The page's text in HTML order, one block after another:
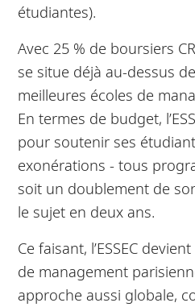
étudiantes).
Avec 25 % de boursiers
se situe déjà au-dessus
meilleures écoles de
En termes de budget,
pour soutenir ses
exonérations - tous
soit un doublement de
le sujet en deux ans.
Ce faisant, l’ESSEC
de management
approche aussi globale,